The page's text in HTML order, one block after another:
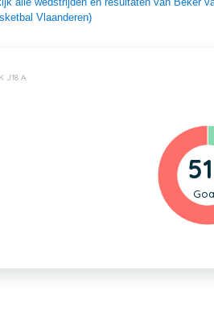
Vlaanderen)
J18 A